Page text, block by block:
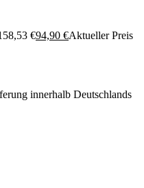
€94,90 €Aktueller Preis
innerhalb Deutschlands